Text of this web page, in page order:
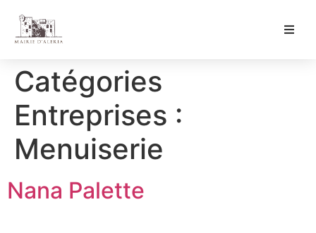
Catégories
Entreprises :
Menuiserie
Nana Palette